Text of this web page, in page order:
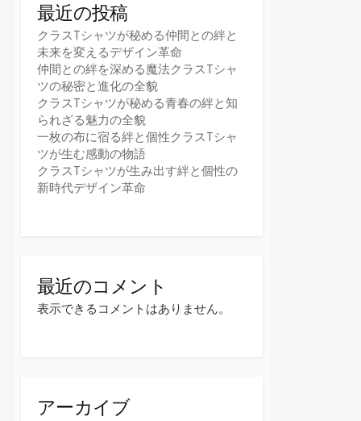
最近の投稿
クラスTシャツが秘める仲間との絆と
未来を変えるデザイン革命
仲間との絆を深める魔法クラスTシャ
ツの秘密と進化の全貌
クラスTシャツが秘める青春の絆と知
られざる魅力の全貌
一枚の布に宿る絆と個性クラスTシャ
ツが生む感動の物語
クラスTシャツが生み出す絆と個性の
新時代デザイン革命
最近のコメント
表示できるコメントはありません。
アーカイブ